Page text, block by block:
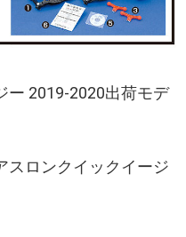
ー 2019-2020出荷モデ
スロンクイックイージ